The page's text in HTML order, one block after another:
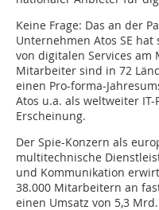
Keine Frage: Das an der
Unternehmen Atos SE
von digitalen Services am
Mitarbeiter sind in 72
einen Pro-forma-
Atos u.a. als weltweiter
Erscheinung.
Der Spie-Konzern als
multitechnische
und Kommunikation
38.000 Mitarbeitern an
einen Umsatz von 5,3